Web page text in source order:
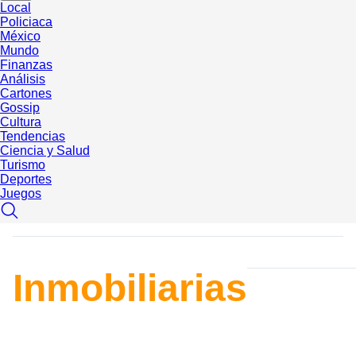
Local
Policiaca
México
Mundo
Finanzas
Análisis
Cartones
Gossip
Cultura
Tendencias
Ciencia y Salud
Turismo
Deportes
Juegos
Inmobiliarias